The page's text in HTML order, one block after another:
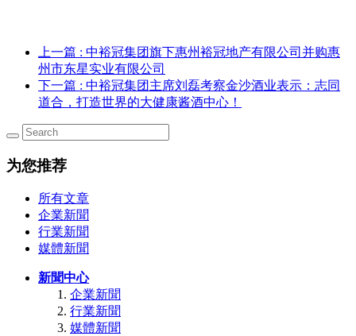
上一篇 : 中裕冠集团旗下惠州裕冠地产有限公司并购惠
州市东星实业有限公司
下一篇 : 中裕冠集团主席刘磊考察金沙酒业表示：志同
道合，打造世界的大健康酱酒中心！
为您推荐
所有文章
企業新聞
行業新聞
媒體新聞
新聞中心
企業新聞
行業新聞
媒體新聞